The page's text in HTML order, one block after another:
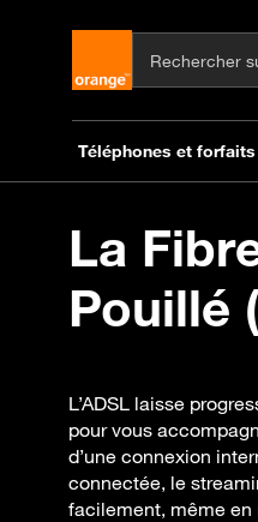
La
Pouillé
L’ADSL laisse
pour vous
d’une connexion
connectée, le
facilement, même en